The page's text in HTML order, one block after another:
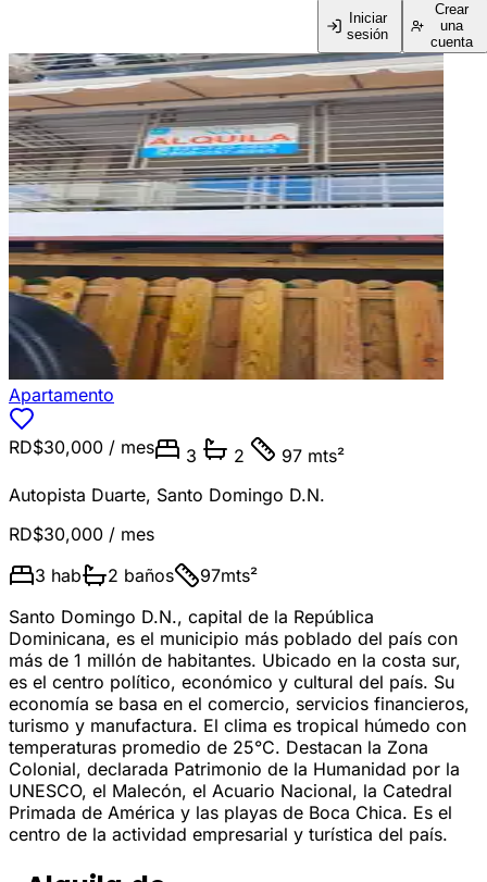
Iniciar
sesión
Crear
una
cuenta
Apartamento
RD$30,000 / mes 3 2
97 mts²
Autopista Duarte, Santo Domingo D.N.
RD$30,000 / mes
3 hab 2 baños 97mts²
Santo Domingo D.N., capital de la República
Dominicana, es el municipio más poblado del país con
más de 1 millón de habitantes. Ubicado en la costa sur,
es el centro político, económico y cultural del país. Su
economía se basa en el comercio, servicios financieros,
turismo y manufactura. El clima es tropical húmedo con
temperaturas promedio de 25°C. Destacan la Zona
Colonial, declarada Patrimonio de la Humanidad por la
UNESCO, el Malecón, el Acuario Nacional, la Catedral
Primada de América y las playas de Boca Chica. Es el
centro de la actividad empresarial y turística del país.